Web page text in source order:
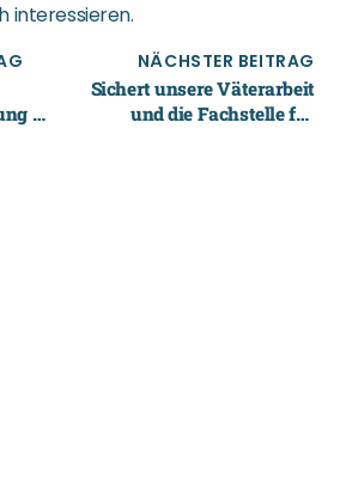
interessieren.
–
NÄCHSTER BEITRAG
Sichert unsere Väterarbeit
und die Fachstelle für